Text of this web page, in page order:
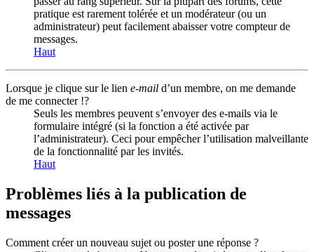
pratique est rarement tolérée et un modérateur (ou un
administrateur) peut facilement abaisser votre compteur de
messages.
Haut
Lorsque je clique sur le lien e-mail d’un membre, on me demande
de me connecter !?
Seuls les membres peuvent s’envoyer des e-mails via le
formulaire intégré (si la fonction a été activée par
l’administrateur). Ceci pour empêcher l’utilisation malveillante
de la fonctionnalité par les invités.
Haut
Problèmes liés à la publication de
messages
Comment créer un nouveau sujet ou poster une réponse ?